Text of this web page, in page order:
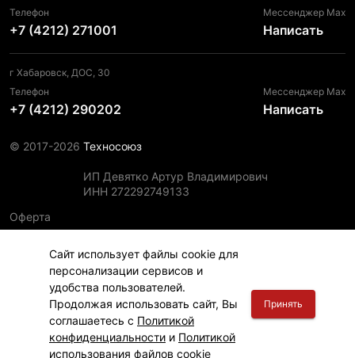
Сайт использует файлы cookie для
персонализации сервисов и
удобства пользователей.
Продолжая использовать сайт, Вы
соглашаетесь с Политикой
конфиденциальности и Политикой
использования файлов cookie
Принять
Телефон
+7 (4212) 271001
Мессенджер Max
Написать
г Хабаровск, ДОС, 30
Телефон
+7 (4212) 290202
Мессенджер Max
Написать
© 2017-2026 Техносоюз
ИП Девятко Артур Владимирович
ИНН 272292749133
Оферта
Политика конфиденциальности
Политика использования файлов cookie
Информация для правообладателей